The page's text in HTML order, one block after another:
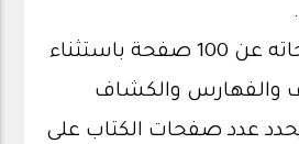
ألا تقل صفحاته عن 100 صفحة باستثناء
والفهارس والكشاف
عدد صفحات الكتاب على